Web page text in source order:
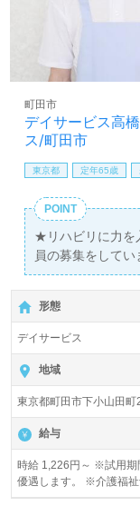
デイサービス高
ス/町田市
町田市
東京都 定年65歳
POINT
★リハビリに力を
員の募集をして
しく勤務ができ
形態
デイサービス
地域
東京都町田市下小山田町
給与
時給 1,226円～ ※試用期
優遇します。 ※介護福
割増については法定通り